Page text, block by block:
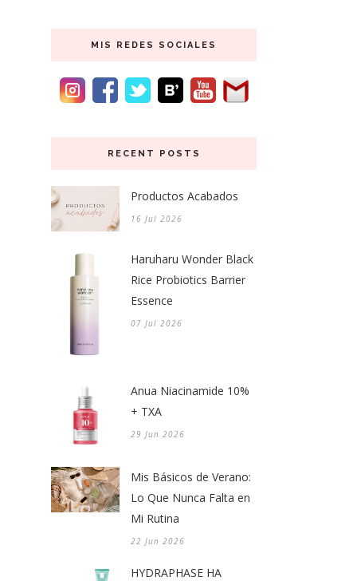
MIS REDES SOCIALES
RECENT POSTS
Productos Acabados
16 Jul 2026
Haruharu Wonder Black
Rice Probiotics Barrier
Essence
07 Jul 2026
Anua Niacinamide 10%
+ TXA
29 Jun 2026
Mis Básicos de Verano:
Lo Que Nunca Falta en
Mi Rutina
22 Jun 2026
HYDRAPHASE HA